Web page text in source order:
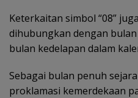
Keterkaitan simbol “08”
dihubungkan dengan
bulan kedelapan dalam
Sebagai bulan penuh
proklamasi kemerdekaan